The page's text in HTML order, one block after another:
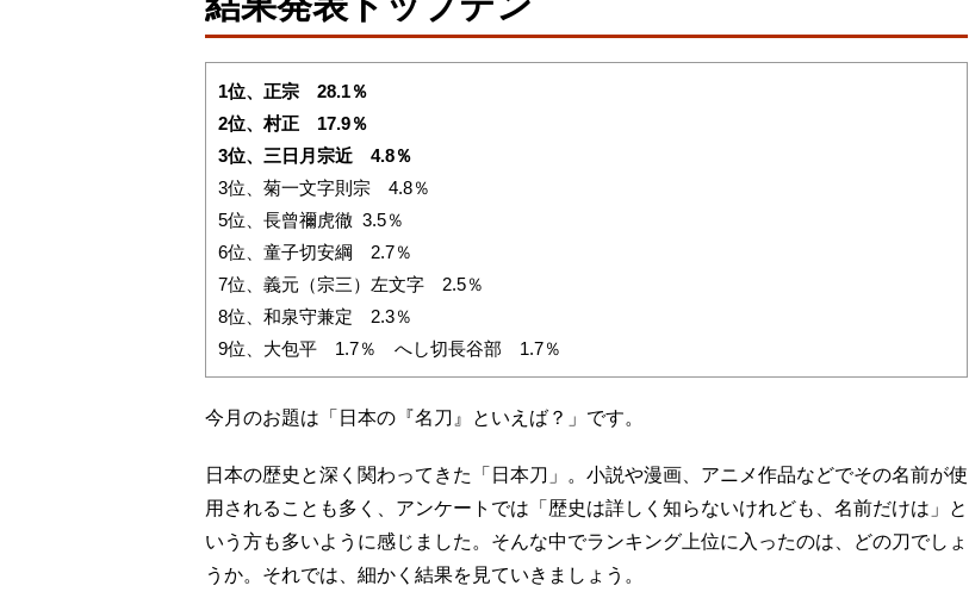
1位、正宗 28.1％
2位、村正 17.9％
3位、三日月宗近 4.8％
3位、菊一文字則宗 4.8％
5位、長曾禰虎徹 3.5％
6位、童子切安綱 2.7％
7位、義元（宗三）左文字 2.5％
8位、和泉守兼定 2.3％
9位、大包平 1.7％ へし切長谷部 1.7％
今月のお題は「日本の『名刀』といえば？」です。
日本の歴史と深く関わってきた「日本刀」。小説や漫画、アニメ作品などでその名前が使
用されることも多く、アンケートでは「歴史は詳しく知らないけれども、名前だけは」と
いう方も多いように感じました。そんな中でランキング上位に入ったのは、どの刀でしょ
うか。それでは、細かく結果を見ていきましょう。